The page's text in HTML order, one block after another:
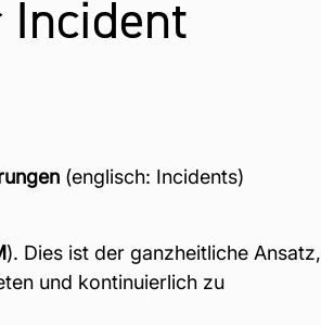
(englisch: Incidents)
). Dies ist der ganzheitliche Ansatz,
und kontinuierlich zu